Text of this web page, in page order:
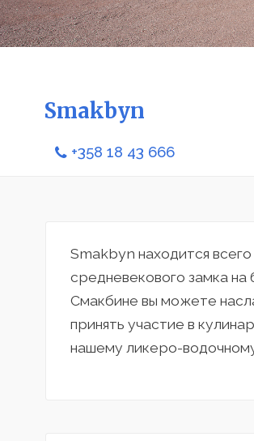
Smakbyn
+358 18 43 666
Smakbyn находится
средневекового замка на
Смакбине вы можете
принять участие в
нашему ликеро-